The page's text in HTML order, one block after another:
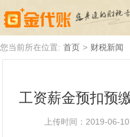
代
厦
您当前所在位置: 首页 > 财税新闻
工资薪金预扣预
上传时间：2019-06-